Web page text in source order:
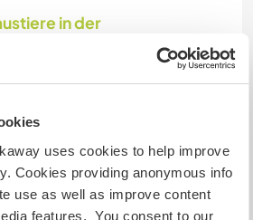
uses cookies to help improve
Cookies providing anonymous info
use as well as improve content
features. You consent to our
in der
viele
maximal